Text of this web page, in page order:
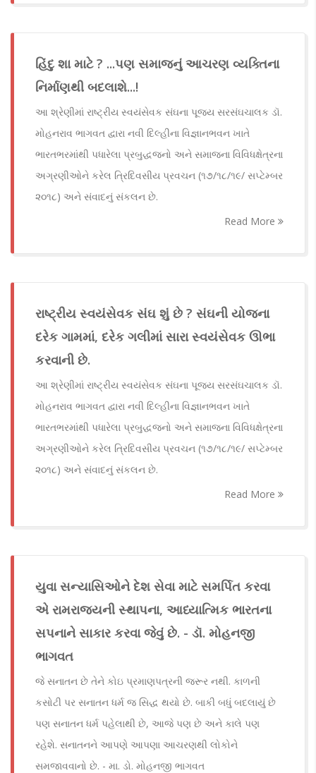
હિંદુ શા માટે ? ...પણ સમાજનું આચરણ વ્યક્તિના
નિર્માણથી બદલાશે...!
આ શ્રેણીમાં રાષ્ટ્રીય સ્વયંસેવક સંઘના પૂજ્ય સરસંઘચાલક ડૉ.
મોહનરાવ ભાગવત દ્વારા નવી દિલ્હીના વિજ્ઞાનભવન ખાતે
ભારતભરમાંથી પધારેલા પ્રબુદ્ધજનો અને સમાજના વિવિધક્ષેત્રના
અગ્રણીઓને કરેલ ત્રિદિવસીય પ્રવચન (૧૭/૧૮/૧૯/ સપ્ટેમ્બર
૨૦૧૮) અને સંવાદનું સંકલન છે.
Read More
રાષ્ટ્રીય સ્વયંસેવક સંઘ શું છે ? સંઘની યોજના
દરેક ગામમાં, દરેક ગલીમાં સારા સ્વયંસેવક ઊભા
કરવાની છે.
આ શ્રેણીમાં રાષ્ટ્રીય સ્વયંસેવક સંઘના પૂજ્ય સરસંઘચાલક ડૉ.
મોહનરાવ ભાગવત દ્વારા નવી દિલ્હીના વિજ્ઞાનભવન ખાતે
ભારતભરમાંથી પધારેલા પ્રબુદ્ધજનો અને સમાજના વિવિધક્ષેત્રના
અગ્રણીઓને કરેલ ત્રિદિવસીય પ્રવચન (૧૭/૧૮/૧૯/ સપ્ટેમ્બર
૨૦૧૮) અને સંવાદનું સંકલન છે.
Read More
યુવા સન્યાસિઓને દેશ સેવા માટે સમર્પિત કરવા
એ રામરાજ્યની સ્થાપના, આધ્યાત્મિક ભારતના
સપનાને સાકાર કરવા જેવું છે. - ડૉ. મોહનજી
ભાગવત
જે સનાતન છે તેને કોઇ પ્રમાણપત્રની જરૂર નથી. કાળની
કસોટી પર સનાતન ધર્મ જ સિદ્ધ થયો છે. બાકી બધું બદલાયું છે
પણ સનાતન ધર્મ પહેલાથી છે, આજે પણ છે અને કાલે પણ
રહેશે. સનાતનને આપણે આપણા આચરણથી લોકોને
સમજાવવાનો છે. - મા. ડો. મોહનજી ભાગવત